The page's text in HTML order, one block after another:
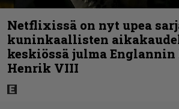
Netflixissä on nyt upea
kuninkaallisten
keskiössä julma
Henrik VIII